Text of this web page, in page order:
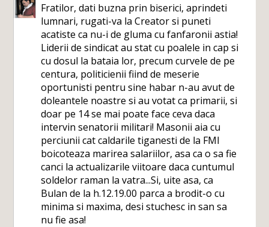
Fratilor, dati buzna prin biserici, aprindeti
lumnari, rugati-va la Creator si puneti
acatiste ca nu-i de gluma cu fanfaronii astia!
Liderii de sindicat au stat cu poalele in cap si
cu dosul la bataia lor, precum curvele de pe
centura, politicienii fiind de meserie
oportunisti pentru sine habar n-au avut de
doleantele noastre si au votat ca primarii, si
doar pe 14 se mai poate face ceva daca
intervin senatorii militari! Masonii aia cu
perciunii cat caldarile tiganesti de la FMI
boicoteaza marirea salariilor, asa ca o sa fie
canci la actualizarile viitoare daca cuntumul
soldelor raman la vatra...Si, uite asa, ca
Bulan de la h.12.19.00 parca a brodit-o cu
minima si maxima, desi stuchesc in san sa
nu fie asa!